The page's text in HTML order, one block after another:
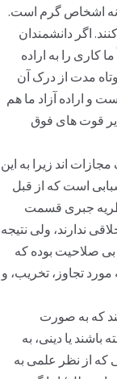
گونه اشخاص گرم است.
اگر دانشمندان
کاری را به اراده
مدت از درک آن
و اراده آزاد ما هم
قوت های فوق
اند زیرا به این
است که از قبل
جبری قسمت
ندارند، ولی نتیجه
صلاحیت بوده که
تجاوز، تخریب، و
که به صورت
یا دینی، به
که از نظر علمی به